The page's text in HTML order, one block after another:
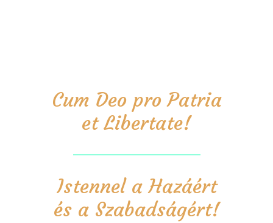
Cum Deo pro Patria
et Libertate!
Istennel a Hazáért
és a Szabadságért!